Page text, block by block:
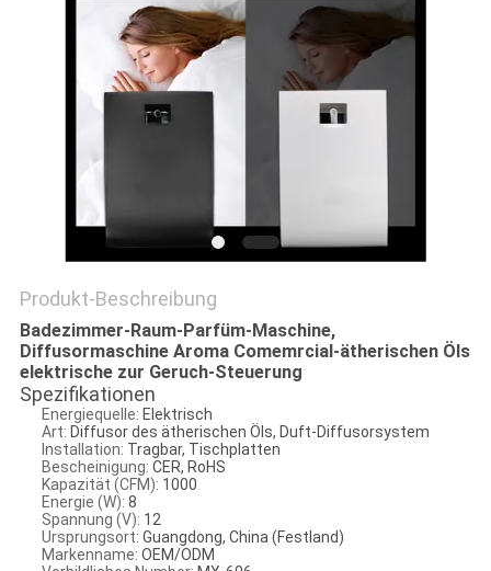
PRIVACY
Produkt-Beschreibung
Badezimmer-Raum-Parfüm-Maschine,
Diffusormaschine Aroma Comemrcial-ätherischen Öls
elektrische zur Geruch-Steuerung
Spezifikationen
Energiequelle: Elektrisch
Art: Diffusor des ätherischen Öls, Duft-Diffusorsystem
Installation: Tragbar, Tischplatten
Bescheinigung: CER, RoHS
Kapazität (CFM): 1000
Energie (W): 8
Spannung (V): 12
Ursprungsort: Guangdong, China (Festland)
Markenname: OEM/ODM